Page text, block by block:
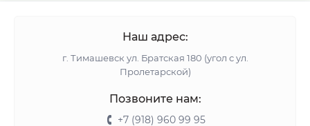
Наш адрес:
г. Тимашевск ул. Братская 180 (угол с ул.
Пролетарской)
Позвоните нам:
+7 (918) 960 99 95